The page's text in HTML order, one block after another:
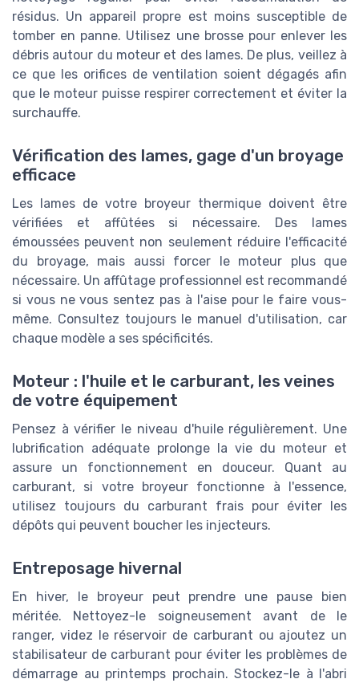
résidus. Un appareil propre est moins susceptible de
tomber en panne. Utilisez une brosse pour enlever les
débris autour du moteur et des lames. De plus, veillez à
ce que les orifices de ventilation soient dégagés afin
que le moteur puisse respirer correctement et éviter la
surchauffe.
Vérification des lames, gage d'un broyage
efficace
Les lames de votre broyeur thermique doivent être
vérifiées et affûtées si nécessaire. Des lames
émoussées peuvent non seulement réduire l'efficacité
du broyage, mais aussi forcer le moteur plus que
nécessaire. Un affûtage professionnel est recommandé
si vous ne vous sentez pas à l'aise pour le faire vous-
même. Consultez toujours le manuel d'utilisation, car
chaque modèle a ses spécificités.
Moteur : l'huile et le carburant, les veines
de votre équipement
Pensez à vérifier le niveau d'huile régulièrement. Une
lubrification adéquate prolonge la vie du moteur et
assure un fonctionnement en douceur. Quant au
carburant, si votre broyeur fonctionne à l'essence,
utilisez toujours du carburant frais pour éviter les
dépôts qui peuvent boucher les injecteurs.
Entreposage hivernal
En hiver, le broyeur peut prendre une pause bien
méritée. Nettoyez-le soigneusement avant de le
ranger, videz le réservoir de carburant ou ajoutez un
stabilisateur de carburant pour éviter les problèmes de
démarrage au printemps prochain. Stockez-le à l'abri